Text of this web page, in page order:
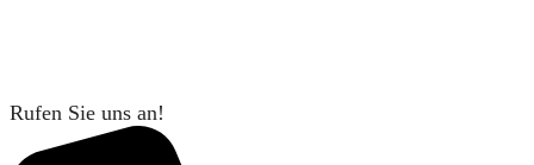
Rufen Sie uns an!